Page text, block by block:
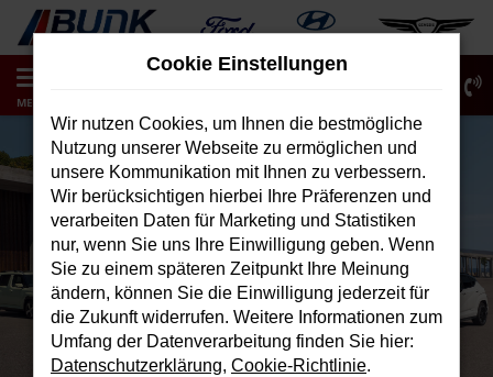
Zum
Hauptinhalt
springen
MENÜ
Cookie Einstellungen
Wir nutzen Cookies, um Ihnen die bestmögliche
Nutzung unserer Webseite zu ermöglichen und
unsere Kommunikation mit Ihnen zu verbessern.
Wir berücksichtigen hierbei Ihre Präferenzen und
verarbeiten Daten für Marketing und Statistiken
nur, wenn Sie uns Ihre Einwilligung geben. Wenn
Sie zu einem späteren Zeitpunkt Ihre Meinung
ändern, können Sie die Einwilligung jederzeit für
die Zukunft widerrufen. Weitere Informationen zum
Umfang der Datenverarbeitung finden Sie hier:
Datenschutzerklärung, Cookie-Richtlinie.